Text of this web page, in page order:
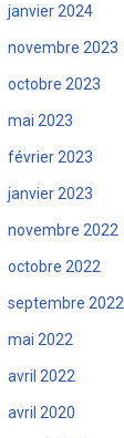
janvier 2024
novembre 2023
octobre 2023
mai 2023
février 2023
janvier 2023
novembre 2022
octobre 2022
septembre 2022
mai 2022
avril 2022
avril 2020